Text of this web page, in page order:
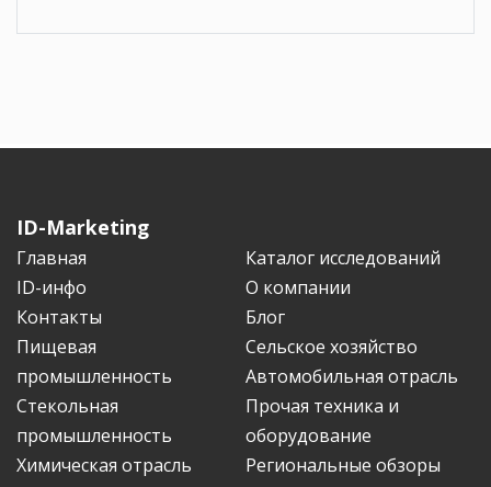
ID-Marketing
Главная
Каталог исследований
ID-инфо
О компании
Контакты
Блог
Пищевая
промышленность
Сельское хозяйство
Автомобильная отрасль
Стекольная
промышленность
Прочая техника и
оборудование
Химическая отрасль
Региональные обзоры